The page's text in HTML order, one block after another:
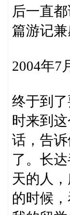
后一直
篇游记
2004年7
终于到
时来到
话，告
了。长
天的人
的时候